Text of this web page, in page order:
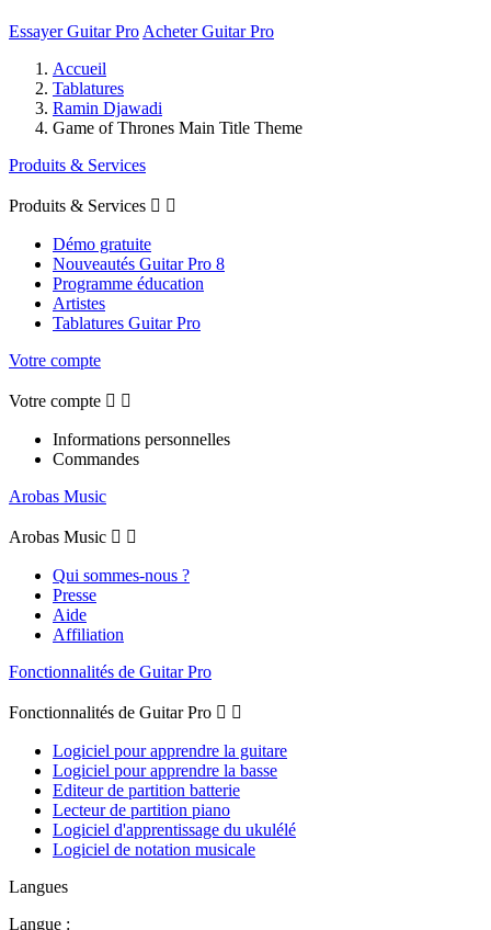
Essayer Guitar Pro Acheter Guitar Pro
Accueil
Tablatures
Ramin Djawadi
Game of Thrones Main Title Theme
Produits & Services
Produits & Services  
Démo gratuite
Nouveautés Guitar Pro 8
Programme éducation
Artistes
Tablatures Guitar Pro
Votre compte
Votre compte  
Informations personnelles
Commandes
Arobas Music
Arobas Music  
Qui sommes-nous ?
Presse
Aide
Affiliation
Fonctionnalités de Guitar Pro
Fonctionnalités de Guitar Pro  
Logiciel pour apprendre la guitare
Logiciel pour apprendre la basse
Editeur de partition batterie
Lecteur de partition piano
Logiciel d'apprentissage du ukulélé
Logiciel de notation musicale
Langues
Langue :